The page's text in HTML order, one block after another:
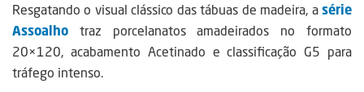
Resgatando o visual clássico das tábuas de madeira, asérie
Assoalho traz porcelanatos amadeirados no formato
20×120, acabamento Acetinado e classificação G5 para
tráfego intenso.